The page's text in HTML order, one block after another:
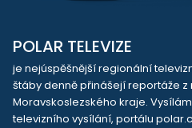
POLAR TELEVIZE
je nejúspěšnější regionální
štáby denně přinášejí reportáže z
Moravskoslezského kraje.
televizního vysílání, portálu